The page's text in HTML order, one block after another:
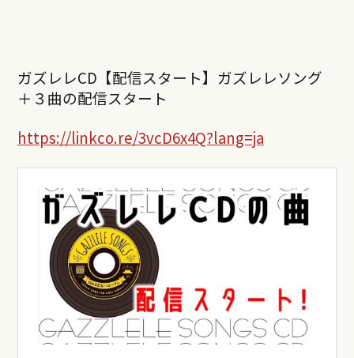
ガズレレCD【配信スタート】ガズレレソング
＋３曲の配信スタート
https://linkco.re/3vcD6x4Q?lang=ja